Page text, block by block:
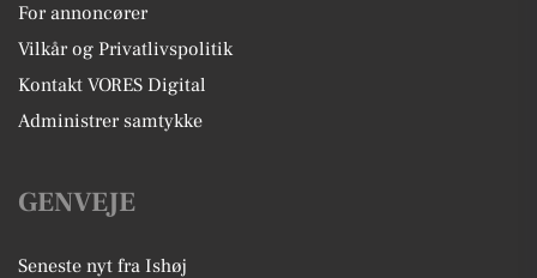
For annoncører
Vilkår og Privatlivspolitik
Kontakt VORES Digital
Administrer samtykke
GENVEJE
Seneste nyt fra Ishøj